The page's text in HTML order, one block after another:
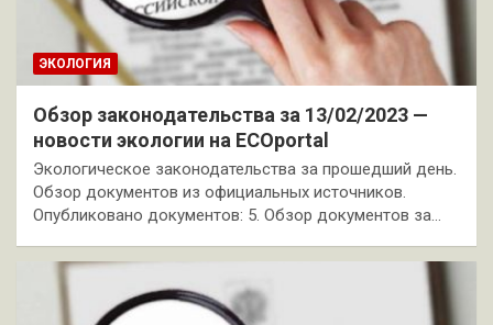
ЭКОЛОГИЯ
Обзор законодательства за 13/02/2023 —
новости экологии на ECOportal
Экологическое законодательства за прошедший день.
Обзор документов из официальных источников.
Опубликовано документов: 5. Обзор документов за…